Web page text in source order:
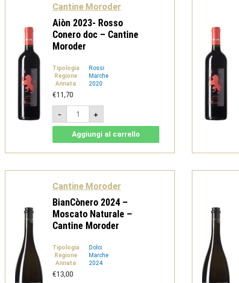
Cantine Moroder
Aiòn 2023- Rosso
Conero doc – Cantine
Moroder
Tipologia
Rossi
Regione
Marche
Annata
2020
€11,70
-
Aiòn
2023-
Rosso
Conero
doc
-
Cantine
+
Aggiungi al carrello
Cantine Moroder
BianCònero 2024 –
Moscato Naturale –
Cantine Moroder
Tipologia
Dolci
Regione
Marche
Annata
2024
€13,00